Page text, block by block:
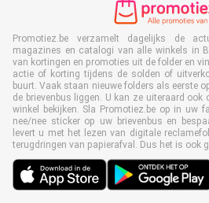
Promotiez.be verzamelt dagelijks de
magazines en catalogi van alle winkels in
van kortingen en promoties uit de folder en
actie of korting tijdens de solden of
buurt. Vaak staan nieuwe folders als eerste
de brievenbus liggen. U kan ze uiteraard
winkel bekijken. Sla Promotiez.be op in uw
nee/nee sticker op uw brievenbus en
levert u met het lezen van digitale
terugdringen van papierafval. Dus het is ook